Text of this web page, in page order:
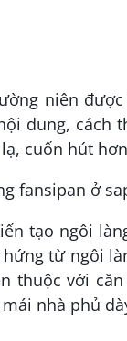
niên
dung, cách
cuốn hút
tạo ngôi
từ ngôi
thuộc với
nhà phủ